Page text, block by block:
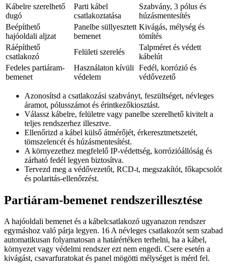
Kábelre szerelhető
dugó
Parti kábel
csatlakoztatása
Szabvány, 3 pólus és
húzásmentesítés
Beépíthető
hajóoldali aljzat
Panelbe süllyesztett
bemenet
Kivágás, mélység és
tömítés
Ráépíthető
csatlakozó
Felületi szerelés
Talpméret és védett
kábelút
Fedeles partiáram-
bemenet
Használaton kívüli
védelem
Fedél, korrózió és
védővezető
Azonosítsd a csatlakozási szabványt, feszültséget, névleges
áramot, pólusszámot és érintkezőkiosztást.
Válassz kábelre, felületre vagy panelbe szerelhető kivitelt a
teljes rendszerhez illesztve.
Ellenőrizd a kábel külső átmérőjét, érkeresztmetszetét,
tömszelencét és húzásmentesítést.
A környezethez megfelelő IP-védettség, korrózióállóság és
zárható fedél legyen biztosítva.
Tervezd meg a védővezetőt, RCD-t, megszakítót, főkapcsolót
és polaritás-ellenőrzést.
Partiáram-bemenet rendszerillesztése
A hajóoldali bemenet és a kábelcsatlakozó ugyanazon rendszer
egymáshoz való párja legyen. 16 A névleges csatlakozót sem szabad
automatikusan folyamatosan a határértéken terhelni, ha a kábel,
környezet vagy védelmi rendszer ezt nem engedi. Csere esetén a
kivágást, csavarfuratokat és panel mögötti mélységet is mérd fel.